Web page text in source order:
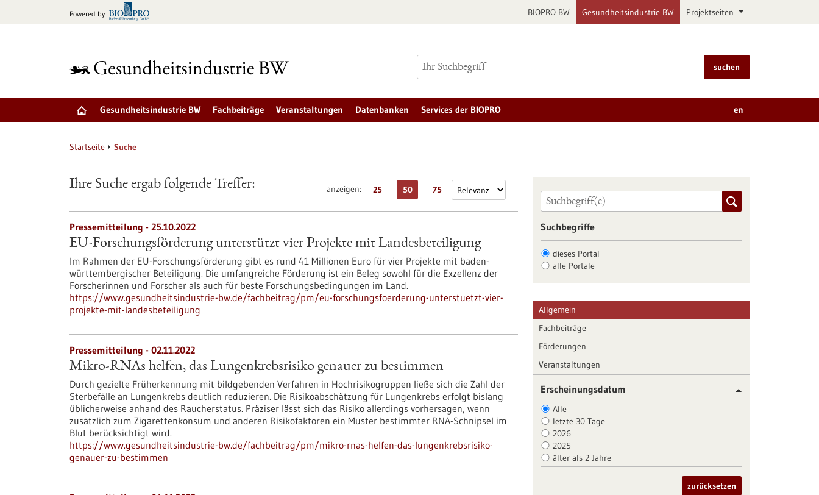
Powered by BIOPRO BW Gesundheitsindustrie BW Projektseiten
suchen
Gesundheitsindustrie BW Fachbeiträge Veranstaltungen Datenbanken Services der BIOPRO en
Startseite Suche
anzeigen: 25 50 75
Ihre Suche ergab folgende Treffer:
Pressemitteilung - 25.10.2022
EU-Forschungsförderung unterstützt vier Projekte mit Landesbeteiligung
Im Rahmen der EU-Forschungsförderung gibt es rund 41 Millionen Euro für vier Projekte mit baden-
württembergischer Beteiligung. Die umfangreiche Förderung ist ein Beleg sowohl für die Exzellenz der
Forscherinnen und Forscher als auch für beste Forschungsbedingungen im Land.
https://www.gesundheitsindustrie-bw.de/fachbeitrag/pm/eu-forschungsfoerderung-unterstuetzt-vier-
projekte-mit-landesbeteiligung
Pressemitteilung - 02.11.2022
Mikro-RNAs helfen, das Lungenkrebsrisiko genauer zu bestimmen
Durch gezielte Früherkennung mit bildgebenden Verfahren in Hochrisikogruppen ließe sich die Zahl der
Sterbefälle an Lungenkrebs deutlich reduzieren. Die Risikoabschätzung für Lungenkrebs erfolgt bislang
üblicherweise anhand des Raucherstatus. Präziser lässt sich das Risiko allerdings vorhersagen, wenn
zusätzlich zum Zigarettenkonsum und anderen Risikofaktoren ein Muster bestimmter RNA-Schnipsel im
Blut berücksichtigt wird.
https://www.gesundheitsindustrie-bw.de/fachbeitrag/pm/mikro-rnas-helfen-das-lungenkrebsrisiko-
genauer-zu-bestimmen
Suchbegriffe
dieses Portal
alle Portale
Allgemein
Fachbeiträge
Förderungen
Veranstaltungen
Erscheinungsdatum
Alle
letzte 30 Tage
2026
2025
älter als 2 Jahre
zurücksetzen